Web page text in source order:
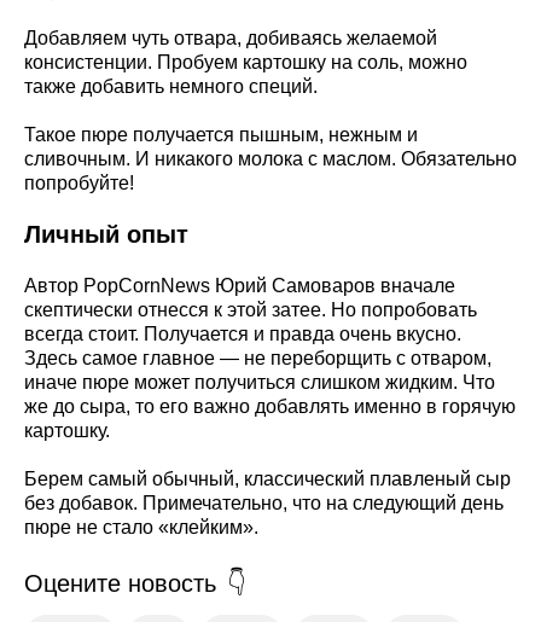
Добавляем чуть отвара, добиваясь желаемой
консистенции. Пробуем картошку на соль, можно
также добавить немного специй.
Такое пюре получается пышным, нежным и
сливочным. И никакого молока с маслом. Обязательно
попробуйте!
Личный опыт
Автор PopCornNews Юрий Самоваров вначале
скептически отнесся к этой затее. Но попробовать
всегда стоит. Получается и правда очень вкусно.
Здесь самое главное — не переборщить с отваром,
иначе пюре может получиться слишком жидким. Что
же до сыра, то его важно добавлять именно в горячую
картошку.
Берем самый обычный, классический плавленый сыр
без добавок. Примечательно, что на следующий день
пюре не стало «клейким».
Оцените новость